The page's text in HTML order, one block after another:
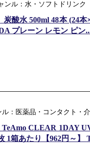
ンル：水・ソフトドリンク
炭酸水 500ml 48本 (24
プレーン レモン ピン
：医薬品・コンタクト・
CLEAR 1DAY
1箱あたり【962円～】